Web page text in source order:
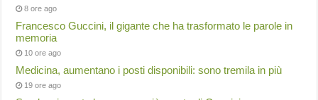
8 ore ago
Francesco Guccini, il gigante che ha trasformato le parole in
memoria
10 ore ago
Medicina, aumentano i posti disponibili: sono tremila in più
19 ore ago